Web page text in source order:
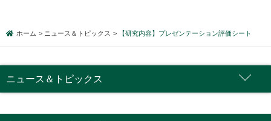
ホーム ニュース＆トピックス 【研究内容】プレゼンテーション評価シート
ニュース＆トピックス